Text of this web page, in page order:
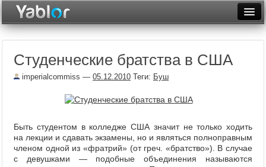
Неделя
Месяц
Рейтинги
Архив
Фототоп
Студенческие братства в США
imperialcommiss — 05.12.2010 Теги: Буш
Быть студентом в колледже США значит не только ходить
на лекции и сдавать экзамены, но и являться полноправным
членом одной из «фратрий» (от греч. «братство»). В случае
с девушками — подобные объединения называются